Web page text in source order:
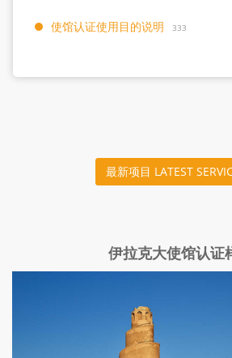
使馆认证使用目的说明 333
最新项目 LATEST
伊拉克大使馆认证